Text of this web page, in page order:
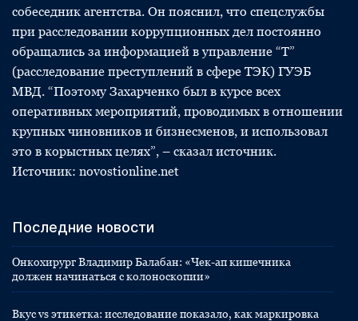
собеседник агентства. Он пояснил, что спецслужбы
при расследовании коррупционных дел постоянно
обращались за информацией в управление “Т”
(расследование преступлений в сфере ТЭК) ГУЭБ
МВД. “Поэтому Захарченко был в курсе всех
оперативных мероприятий, проводимых в отношении
крупных чиновников и бизнесменов, и использовал
это в корыстных целях”, – сказал источник.
Источник: novostionline.net
Последние новости
Онкохирург Владимир Балабан: «Чек-ап кишечника
должен начинаться с колоноскопии»
Вкус vs этикетка: исследование показало, как маркировка